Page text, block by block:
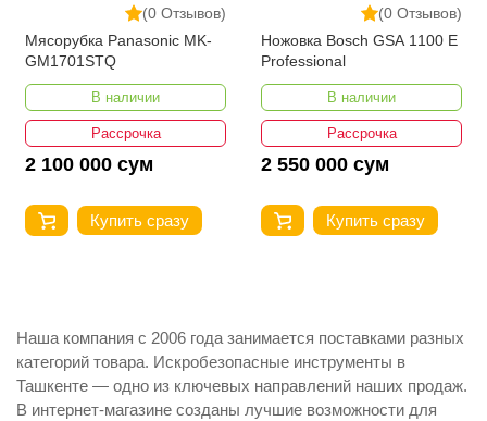
(0 Отзывов)
Мясорубка Panasonic MK-
GM1701STQ
В наличии
Рассрочка
2 100 000 сум
Купить сразу
(0 Отзывов)
Ножовка Bosch GSA 1100 E
Professional
В наличии
Рассрочка
2 550 000 сум
Купить сразу
Наша компания с 2006 года занимается поставками разных
категорий товара. Искробезопасные инструменты в
Ташкенте — одно из ключевых направлений наших продаж.
В интернет-магазине созданы лучшие возможности для